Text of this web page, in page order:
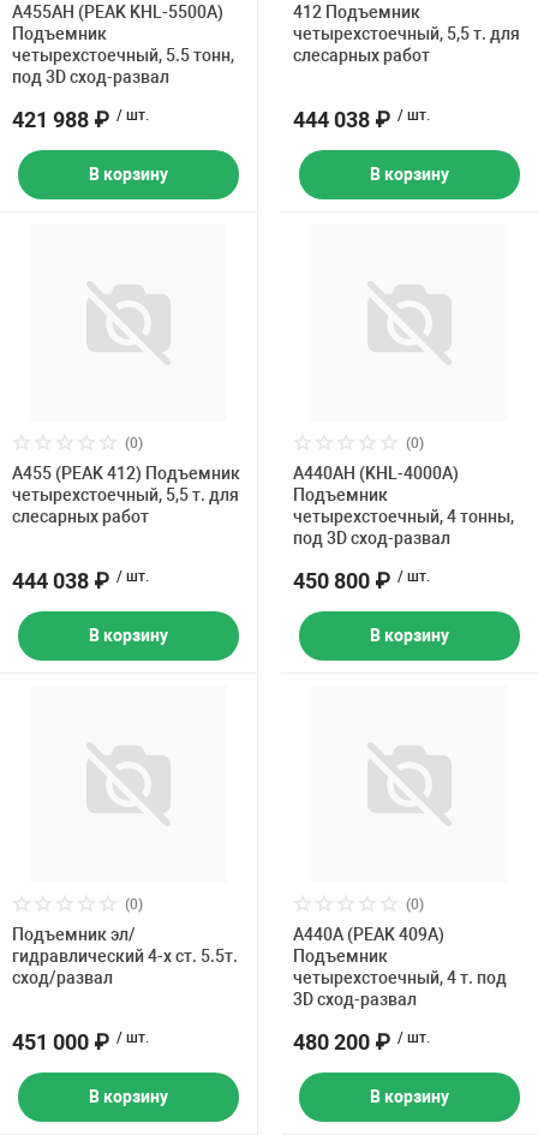
A455AH (PEAK KHL-5500A)
Подъемник
четырехстоечный, 5.5 тонн,
под 3D сход-развал
421 988 ₽ / шт.
В корзину
412 Подъемник
четырехстоечный, 5,5 т. для
слесарных работ
444 038 ₽ / шт.
В корзину
(0)
A455 (PEAK 412) Подъемник
четырехстоечный, 5,5 т. для
слесарных работ
444 038 ₽ / шт.
В корзину
(0)
A440AH (KHL-4000A)
Подъемник
четырехстоечный, 4 тонны,
под 3D сход-развал
450 800 ₽ / шт.
В корзину
(0)
Подъемник эл/
гидравлический 4-х ст. 5.5т.
сход/развал
451 000 ₽ / шт.
В корзину
(0)
A440A (PEAK 409A)
Подъемник
четырехстоечный, 4 т. под
3D сход-развал
480 200 ₽ / шт.
В корзину